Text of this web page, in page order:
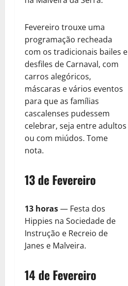
Fevereiro trouxe uma
programação recheada
com os tradicionais bailes e
desfiles de Carnaval, com
carros alegóricos,
máscaras e vários eventos
para que as famílias
cascalenses pudessem
celebrar, seja entre adultos
ou com miúdos. Tome
nota.
13 de Fevereiro
13 horas— Festa dos
Hippies na Sociedade de
Instrução e Recreio de
Janes e Malveira.
14 de Fevereiro